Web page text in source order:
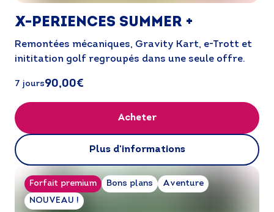
commencent
ici...
X-PERIENCES SUMMER +
Remontées mécaniques, Gravity Kart, e-Trott et
inititation golf regroupés dans une seule offre.
7 jours90,00€
Acheter
Plus d'informations
Forfait premium Bons plans
Aventure
NOUVEAU !